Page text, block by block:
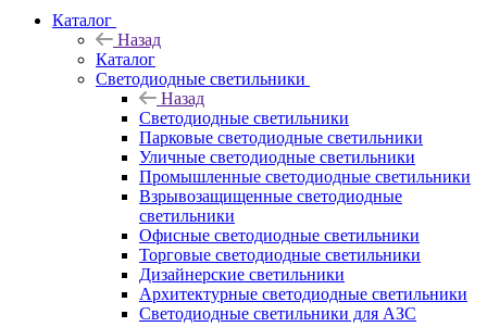
Каталог
Назад
Каталог
Светодиодные светильники
Назад
Светодиодные светильники
Парковые светодиодные светильники
Уличные светодиодные светильники
Промышленные светодиодные светильники
Взрывозащищенные светодиодные
светильники
Офисные светодиодные светильники
Торговые светодиодные светильники
Дизайнерские светильники
Архитектурные светодиодные светильники
Светодиодные светильники для АЗС